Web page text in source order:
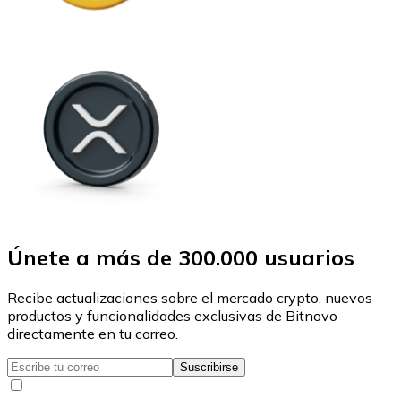
Únete a más de 300.000 usuarios
Recibe actualizaciones sobre el mercado crypto, nuevos
productos y funcionalidades exclusivas de Bitnovo
directamente en tu correo.
Suscribirse